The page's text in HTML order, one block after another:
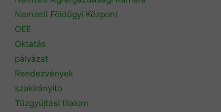
Nemzeti Földügyi Központ
OEE
Oktatás
pályázat
Rendezvények
szakirányító
Tűzgyújtási tilalom